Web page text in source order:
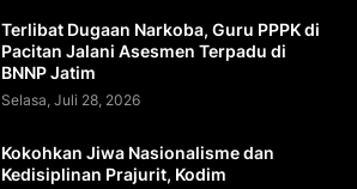
Terlibat Dugaan Narkoba, Guru PPPK di
Pacitan Jalani Asesmen Terpadu di
BNNP Jatim
Selasa, Juli 28, 2026
Kokohkan Jiwa Nasionalisme dan
Kedisiplinan Prajurit, Kodim